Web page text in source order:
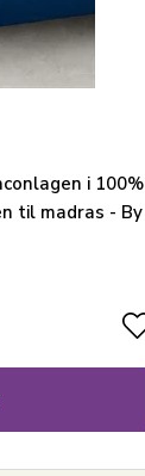
i 100%
til madras - By